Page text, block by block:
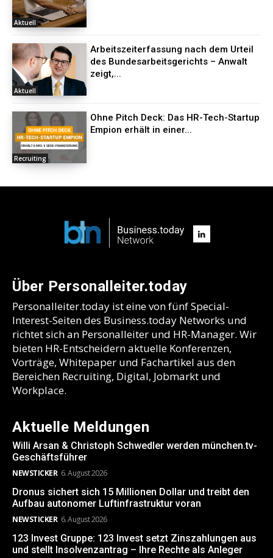
Aktuell
Aktuell
Arbeitszeiterfassung nach dem Urteil
des Bundesarbeitsgerichts – Anwalt
zeigt,...
Recruiting
Ohne Pitch Deck: Das HR-Tech-Startup
Empion erhält in einer...
Über Personalleiter.today
Personalleiter.today ist eine von fünf Special-
Interest-Seiten des Business.today Networks und
richtet sich an Personalleiter und HR-Manager. Wir
bieten HR-Entscheidern aktuelle Konferenzen,
Vorträge, Whitepaper und Fachartikel aus den
Bereichen Recruiting, Digital, Jobmarkt und
Workplace.
Aktuelle Meldungen
Willi Arsan & Christoph Schwedler werden münchen.tv-
Geschäftsführer
NEWSTICKER 6. August 2026
Dronus sichert sich 15 Millionen Dollar und treibt den
Aufbau autonomer Luftinfrastruktur voran
NEWSTICKER 6. August 2026
123 Invest Gruppe: 123 Invest setzt Zinszahlungen aus
und stellt Insolvenzantrag – Ihre Rechte als Anleger